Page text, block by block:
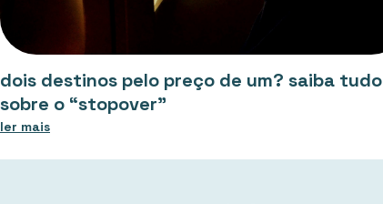
dois destinos pelo preço de um? saiba tudo
sobre o “stopover”
ler mais